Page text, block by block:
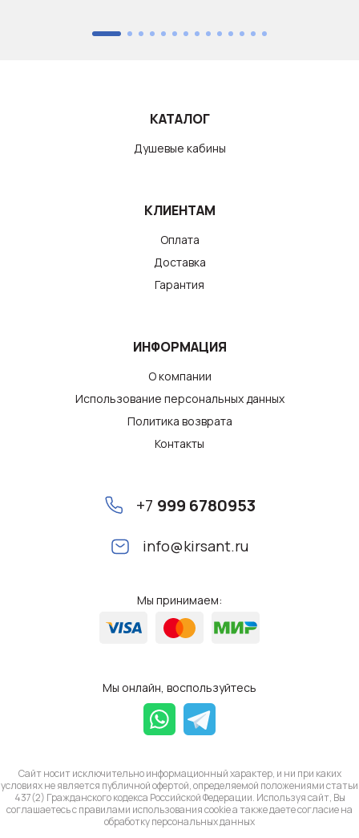
КАТАЛОГ
Душевые кабины
КЛИЕНТАМ
Оплата
Доставка
Гарантия
ИНФОРМАЦИЯ
О компании
Использование персональных данных
Политика возврата
Контакты
+7 999 6780953
info@kirsant.ru
Мы принимаем:
Мы онлайн, воспользуйтесь
Сайт носит исключительно информационный характер, и ни при каких
условиях не является публичной офертой, определяемой положениями статьи
437(2) Гражданского кодекса Российской Федерации. Используя сайт, Вы
соглашаетесь с правилами использования cookie а также даете согласие на
обработкуперсональных данных